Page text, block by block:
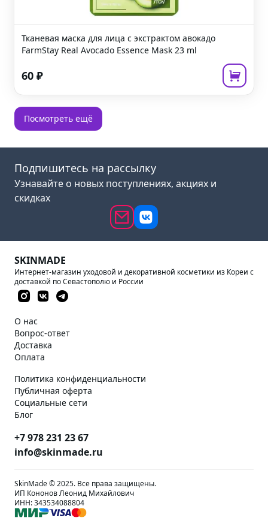
Тканевая маска для лица с экстрактом авокадо
FarmStay Real Avocado Essence Mask 23 ml
60 ₽
Посмотреть ещё
Подпишитесь на рассылку
Узнавайте о новых поступлениях, акциях и
скидках
SKINMADE
Интернет-магазин уходовой и декоративной косметики из Кореи с
доставкой по Севастополю и России
О нас
Вопрос-ответ
Доставка
Оплата
Политика конфиденциальности
Публичная оферта
Социальные сети
Блог
+7 978 231 23 67
info@skinmade.ru
SkinMade © 2025. Все права защищены.
ИП Кононов Леонид Михайлович
ИНН: 343534088804